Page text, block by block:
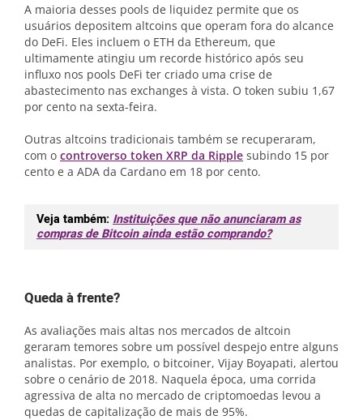
A maioria desses pools de liquidez permite que os
usuários depositem altcoins que operam fora do alcance
do DeFi. Eles incluem o ETH da Ethereum, que
ultimamente atingiu um recorde histórico após seu
influxo nos pools DeFi ter criado uma crise de
abastecimento nas exchanges à vista. O token subiu 1,67
por cento na sexta-feira.
Outras altcoins tradicionais também se recuperaram,
com o controverso token XRP da Ripple subindo 15 por
cento e a ADA da Cardano em 18 por cento.
Veja também: Instituições que não anunciaram as
compras de Bitcoin ainda estão comprando?
Queda à frente?
As avaliações mais altas nos mercados de altcoin
geraram temores sobre um possível despejo entre alguns
analistas. Por exemplo, o bitcoiner, Vijay Boyapati, alertou
sobre o cenário de 2018. Naquela época, uma corrida
agressiva de alta no mercado de criptomoedas levou a
quedas de capitalização de mais de 95%.